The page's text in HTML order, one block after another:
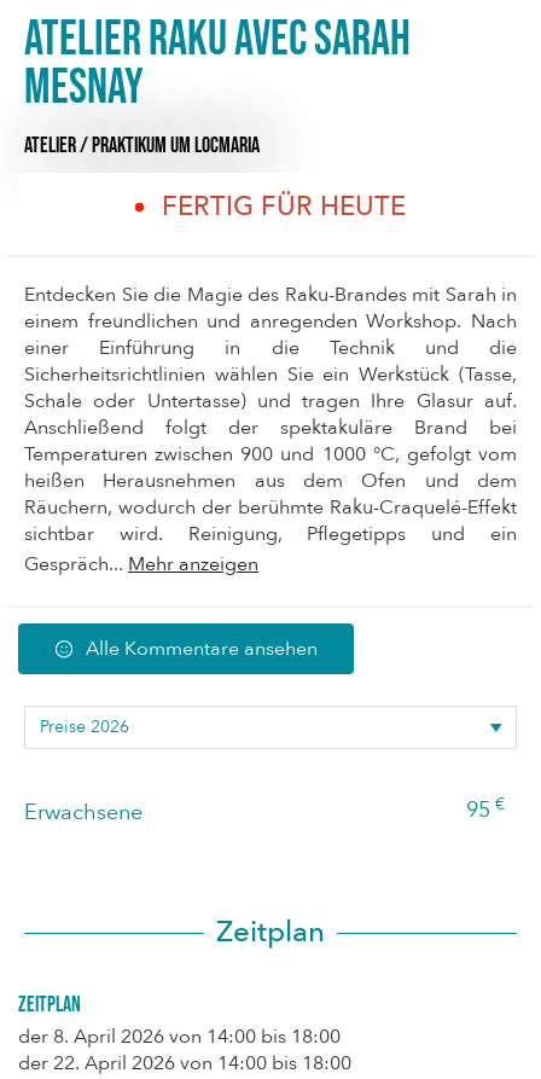
Atelier Raku avec Sarah
Mesnay
ATELIER / PRAKTIKUMUM LOCMARIA
FERTIG FÜR HEUTE
Entdecken Sie die Magie des Raku-Brandes mit Sarah in
einem freundlichen und anregenden Workshop. Nach
einer Einführung in die Technik und die
Sicherheitsrichtlinien wählen Sie ein Werkstück (Tasse,
Schale oder Untertasse) und tragen Ihre Glasur auf.
Anschließend folgt der spektakuläre Brand bei
Temperaturen zwischen 900 und 1000 °C, gefolgt vom
heißen Herausnehmen aus dem Ofen und dem
Räuchern, wodurch der berühmte Raku-Craquelé-Effekt
sichtbar wird. Reinigung, Pflegetipps und ein
Gespräch... Mehr anzeigen
Alle Kommentare ansehen
Erwachsene 95 €
Zeitplan
Zeitplan
der 8. April 2026von 14:00 bis 18:00
der22. April 2026von 14:00 bis 18:00